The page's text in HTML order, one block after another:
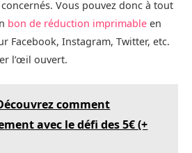
Vous pouvez donc à tout
bon de réduction imprimable en
Facebook, Instagram, Twitter, etc.
l’œil ouvert.
comment
avec le défi des 5€ (+